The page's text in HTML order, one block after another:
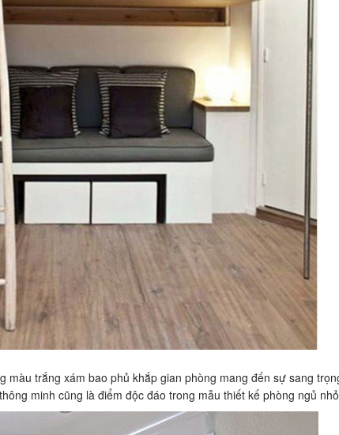
màu trắng xám bao phủ khắp gian phòng mang đến sự sang
minh cũng là điểm độc đáo trong mẫu thiết kế phòng ngủ